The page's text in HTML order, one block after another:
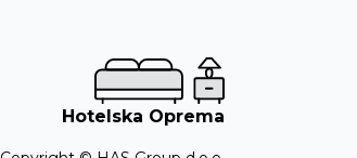
Hotelska Oprema